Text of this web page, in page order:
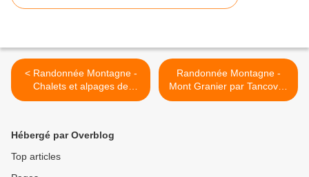
< Randonnée Montagne -
Chalets et alpages de
Granier (Beaufortain)
Randonnée Montagne -
Mont Granier par Tancovaz
(Chartreuse) >
Hébergé par Overblog
Top articles